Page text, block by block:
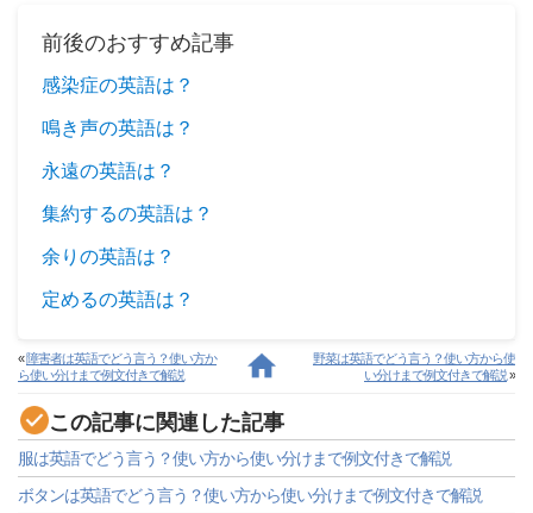
前後のおすすめ記事
感染症の英語は？
鳴き声の英語は？
永遠の英語は？
集約するの英語は？
余りの英語は？
定めるの英語は？
«障害者は英語でどう言う？使い方か
ら使い分けまで例文付きで解説
野菜は英語でどう言う？使い方から使
い分けまで例文付きで解説»
この記事に関連した記事
服は英語でどう言う？使い方から使い分けまで例文付きで解説
ボタンは英語でどう言う？使い方から使い分けまで例文付きで解説